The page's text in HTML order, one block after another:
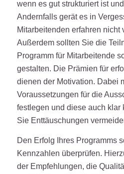
wenn es gut strukturiert ist
Andernfalls gerät es in
Mitarbeitenden erfahren nicht
Außerdem sollten Sie die
Programm für Mitarbeitende
gestalten. Die Prämien für
dienen der Motivation. Dabei
Voraussetzungen für die
festlegen und diese auch klar
Sie Enttäuschungen
Den Erfolg Ihres Programms
Kennzahlen überprüfen.
der Empfehlungen, die